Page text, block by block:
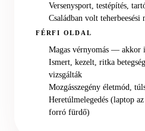
Versenysport, testépítés,
Családban volt teherbeesési
FÉRFI OLDAL
Magas vérnyomás — akkor
Ismert, kezelt, ritka
vizsgálták
Mozgásszegény életmód,
Heretúlmelegedés (laptop
forró fürdő)